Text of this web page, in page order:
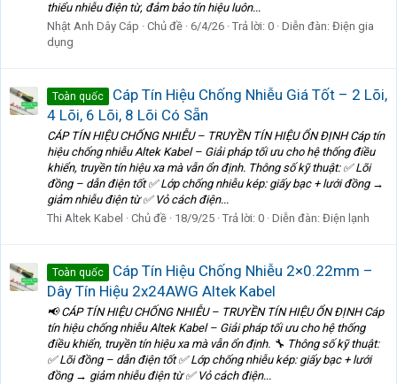
thiểu nhiễu điện từ, đảm bảo tín hiệu luôn...
Nhật Anh Dây Cáp
Chủ đề 6/4/26 Trả lời: 0 Diễn đàn: Điện gia
dụng
Toàn quốc
Cáp Tín Hiệu Chống Nhiễu Giá Tốt – 2 Lõi,
4 Lõi, 6 Lõi, 8 Lõi Có Sẵn
CÁP TÍN HIỆU CHỐNG NHIỄU – TRUYỀN TÍN HIỆU ỔN ĐỊNH Cáp tín
hiệu chống nhiễu Altek Kabel – Giải pháp tối ưu cho hệ thống điều
khiển, truyền tín hiệu xa mà vẫn ổn định. Thông số kỹ thuật: ✅ Lõi
đồng – dẫn điện tốt ✅ Lớp chống nhiễu kép: giấy bạc + lưới đồng →
giảm nhiễu điện từ ✅ Vỏ cách điện...
Thi Altek Kabel
Chủ đề 18/9/25 Trả lời: 0 Diễn đàn: Điện lạnh
Toàn quốc
Cáp Tín Hiệu Chống Nhiễu 2×0.22mm –
Dây Tín Hiệu 2x24AWG Altek Kabel
📢 CÁP TÍN HIỆU CHỐNG NHIỄU – TRUYỀN TÍN HIỆU ỔN ĐỊNH Cáp
tín hiệu chống nhiễu Altek Kabel – Giải pháp tối ưu cho hệ thống
điều khiển, truyền tín hiệu xa mà vẫn ổn định. 🔧 Thông số kỹ thuật:
✅ Lõi đồng – dẫn điện tốt ✅ Lớp chống nhiễu kép: giấy bạc + lưới
đồng → giảm nhiễu điện từ ✅ Vỏ cách điện...